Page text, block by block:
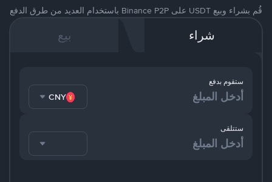
قُم بشراء وبيع USDT على Binance P2P باستخدام العديد من طرق الدفع
شراء بيع
ستقوم بدفع
CNY
ستتلقى